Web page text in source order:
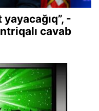
-
cavab